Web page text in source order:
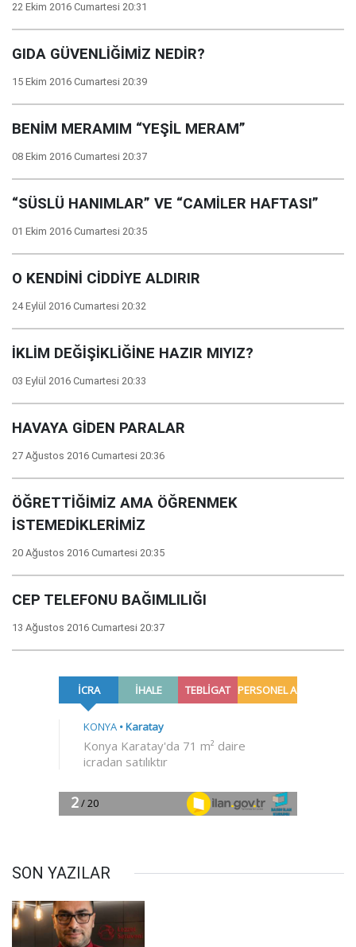
22 Ekim 2016 Cumartesi 20:31
GIDA GÜVENLİĞİMİZ NEDİR?
15 Ekim 2016 Cumartesi 20:39
BENİM MERAMIM “YEŞİL MERAM”
08 Ekim 2016 Cumartesi 20:37
“SÜSLÜ HANIMLAR” VE “CAMİLER HAFTASI”
01 Ekim 2016 Cumartesi 20:35
O KENDİNİ CİDDİYE ALDIRIR
24 Eylül 2016 Cumartesi 20:32
İKLİM DEĞİŞİKLİĞİNE HAZIR MIYIZ?
03 Eylül 2016 Cumartesi 20:33
HAVAYA GİDEN PARALAR
27 Ağustos 2016 Cumartesi 20:36
ÖĞRETTİĞİMİZ AMA ÖĞRENMEK
İSTEMEDİKLERİMİZ
20 Ağustos 2016 Cumartesi 20:35
CEP TELEFONU BAĞIMLILIĞI
13 Ağustos 2016 Cumartesi 20:37
SON YAZILAR